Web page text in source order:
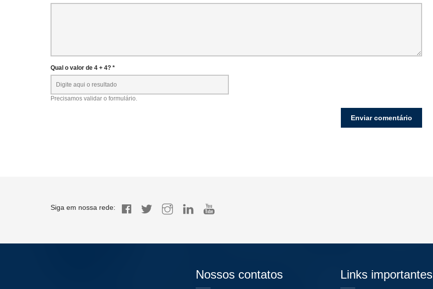
Qual o valor de 4 + 4? *
Precisamos validar o formulário.
Siga em nossa rede:
Nossos contatos Links importantes